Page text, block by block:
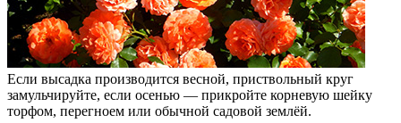
Если высадка производится весной, приствольный круг
замульчируйте, если осенью — прикройте корневую шейку
торфом, перегноем или обычной садовой землёй.